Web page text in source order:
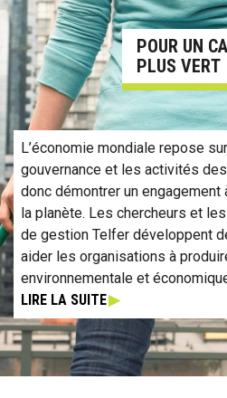
En savoir plus sur la recherche pour
POUR UN
PLUS VERT
L’économie mondiale repose
gouvernance et les activités
donc démontrer un
la planète. Les chercheurs et
de gestion Telfer développent
aider les organisations à
environnementale et
LIRE LA SUITE